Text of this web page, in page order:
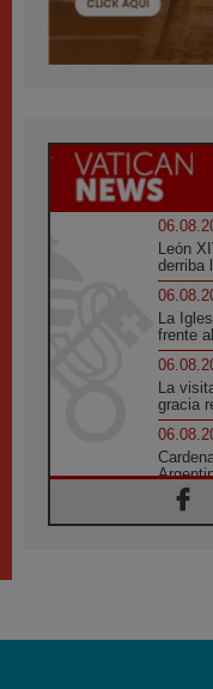
León
derriba
La
frente
La
gracia
En